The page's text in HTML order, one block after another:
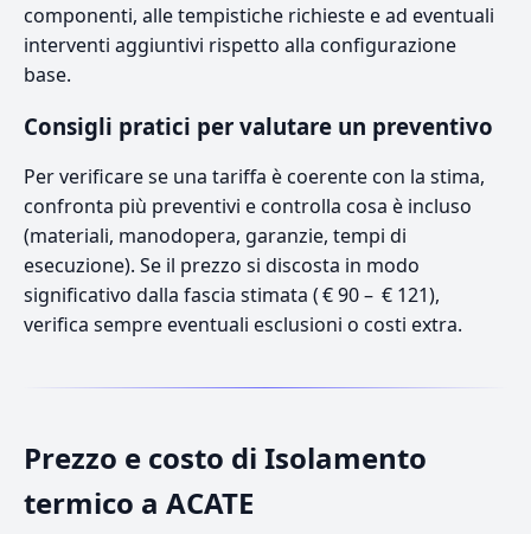
componenti, alle tempistiche richieste e ad eventuali
interventi aggiuntivi rispetto alla configurazione
base.
Consigli pratici per valutare un preventivo
Per verificare se una tariffa è coerente con la stima,
confronta più preventivi e controlla cosa è incluso
(materiali, manodopera, garanzie, tempi di
esecuzione). Se il prezzo si discosta in modo
significativo dalla fascia stimata ( € 90 – € 121),
verifica sempre eventuali esclusioni o costi extra.
Prezzo e costo di Isolamento
termico a ACATE